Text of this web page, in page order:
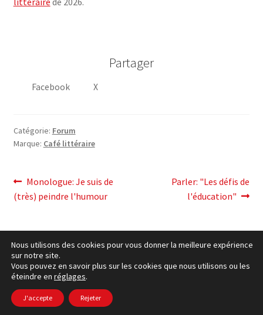
Partager
Facebook X
Catégorie: Forum
Marque: Café littéraire
post
navigation
Post
précédent:
Monologue: Je suis de
(très) peindre l'humour
Article
suivant:
Parler: "Les défis de
l'éducation"
cookies Politique– © Ccluxemburg 2006 - 2026 –
de confidentialité
Nous utilisons des cookies pour vous donner la meilleure expérience
sur notre site.
Vous pouvez en savoir plus sur les cookies que nous utilisons ou les
éteindre en réglages.
J'accepte Rejeter